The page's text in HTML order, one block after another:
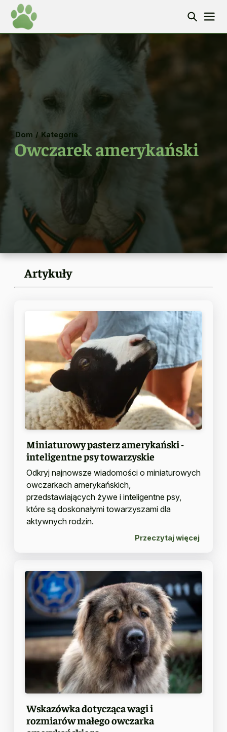
Dom / Kategorie
Owczarek amerykański
Artykuły
Miniaturowy pasterz amerykański -
inteligentne psy towarzyskie
Odkryj najnowsze wiadomości o miniaturowych
owczarkach amerykańskich,
przedstawiających żywe i inteligentne psy,
które są doskonałymi towarzyszami dla
aktywnych rodzin.
Przeczytaj więcej
Wskazówka dotycząca wagi i
rozmiarów małego owczarka